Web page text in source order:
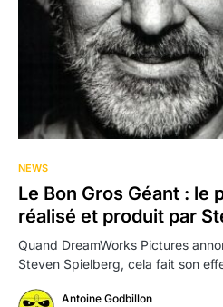
NEWS
Le Bon Gros Géant : le
réalisé et produit par
Quand DreamWorks Pictures
Steven Spielberg, cela fait son
Antoine Godbillon